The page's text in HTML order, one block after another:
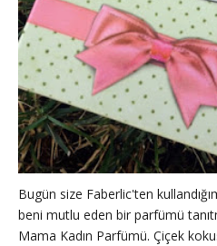
Bugün size Faberlic'ten
beni mutlu eden bir parfümü
Mama Kadın Parfümü. Çiçek